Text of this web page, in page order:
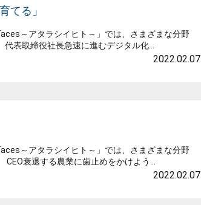
てる」
～アタラシイヒト～」では、さまざまな分野
表取締役社長急速に進むデジタル化...
2022.02.07
～アタラシイヒト～」では、さまざまな分野
衰退する農業に歯止めをかけよう...
2022.02.07